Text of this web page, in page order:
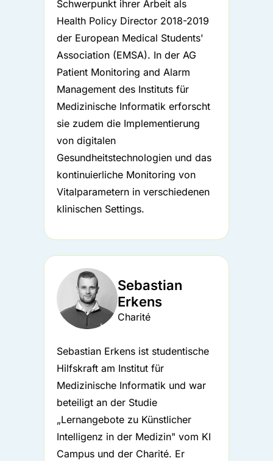
Schwerpunkt ihrer Arbeit als
Health Policy Director 2018-2019
der European Medical Students'
Association (EMSA). In der AG
Patient Monitoring and Alarm
Management des Instituts für
Medizinische Informatik erforscht
sie zudem die Implementierung
von digitalen
Gesundheitstechnologien und das
kontinuierliche Monitoring von
Vitalparametern in verschiedenen
klinischen Settings.
Sebastian
Erkens
Charité
Sebastian Erkens ist studentische
Hilfskraft am Institut für
Medizinische Informatik und war
beteiligt an der Studie
„Lernangebote zu Künstlicher
Intelligenz in der Medizin" vom KI
Campus und der Charité. Er